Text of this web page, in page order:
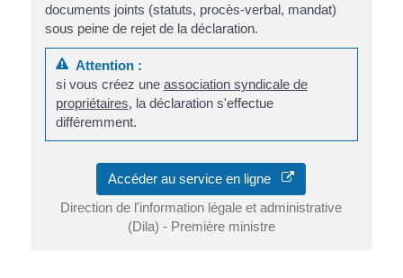
documents joints (statuts, procès-verbal, mandat)
sous peine de rejet de la déclaration.
Attention :
si vous créez une association syndicale de
propriétaires, la déclaration s'effectue
différemment.
Accéder au service en ligne
Direction de l'information légale et administrative
(Dila) - Première ministre